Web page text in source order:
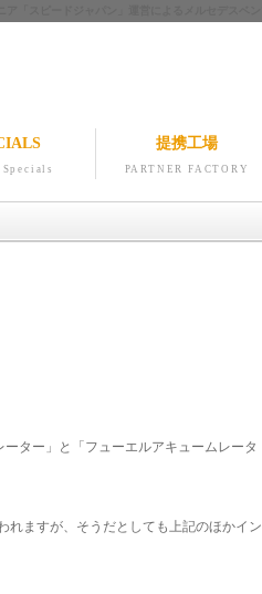
提携工場
PARTNER FACTORY
ター」と「フューエルアキュームレータ
れますが、そうだとしても上記のほかイン